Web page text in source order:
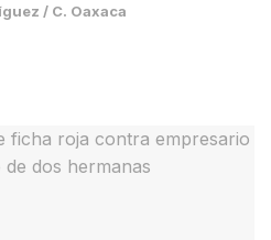
/ C. Oaxaca